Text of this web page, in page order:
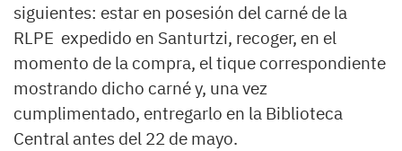
siguientes: estar en posesión del carné de la
RLPE expedido en Santurtzi, recoger, en el
momento de la compra, el tique correspondiente
mostrando dicho carné y, una vez
cumplimentado, entregarlo en la Biblioteca
Central antes del 22 de mayo.